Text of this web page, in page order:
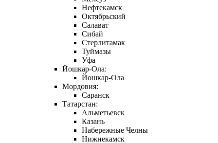
Нефтекамск
Октябрьский
Салават
Сибай
Стерлитамак
Туймазы
Уфа
Йошкар-Ола:
Йошкар-Ола
Мордовия:
Саранск
Татарстан:
Альметьевск
Казань
Набережные Челны
Нижнекамск